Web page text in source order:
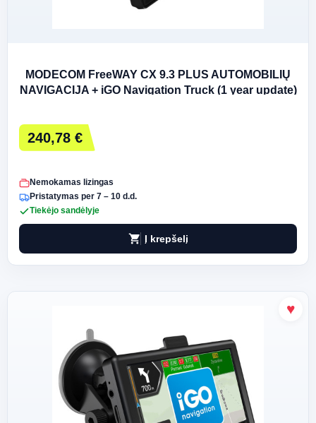
MODECOM FreeWAY CX 9.3 PLUS AUTOMOBILIŲ
NAVIGACIJA + iGO Navigation Truck (1 year update)
240,78 €
Nemokamas lizingas
Pristatymas per 7 – 10 d.d.
Tiekėjo sandėlyje
shopping_cart Į krepšelį